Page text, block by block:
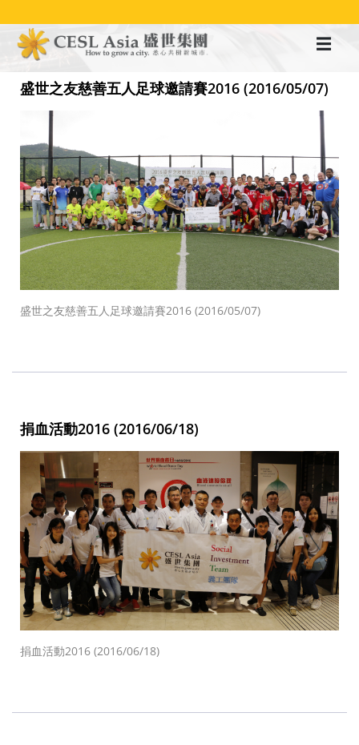
至
盛世之友慈善五人足球邀請賽2016 (2016/05/07)
盛世之友慈善五人足球邀請賽2016 (2016/05/07)
捐血活動2016 (2016/06/18)
捐血活動2016 (2016/06/18)